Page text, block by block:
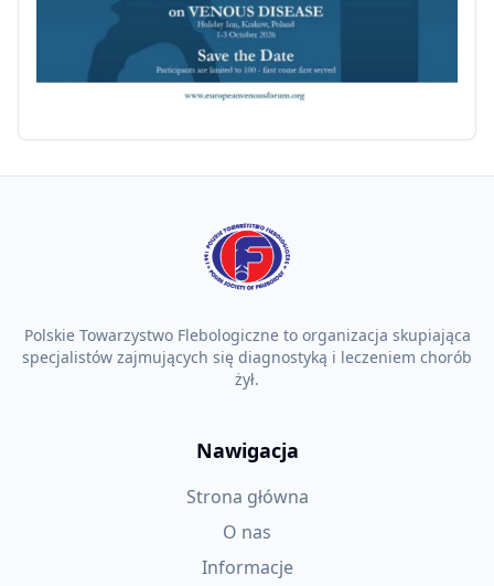
Polskie Towarzystwo Flebologiczne to organizacja skupiająca
specjalistów zajmujących się diagnostyką i leczeniem chorób
żył.
Nawigacja
Strona główna
O nas
Informacje